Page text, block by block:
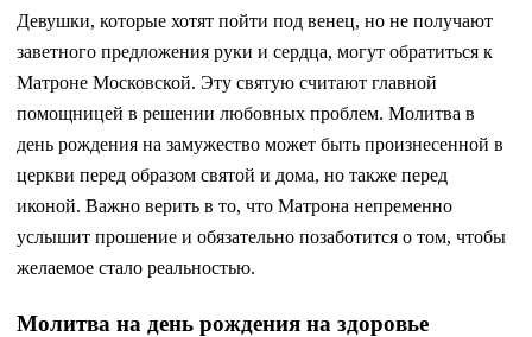
Девушки, которые хотят пойти под венец, но не получают
заветного предложения руки и сердца, могут обратиться к
Матроне Московской. Эту святую считают главной
помощницей в решении любовных проблем. Молитва в
день рождения на замужество может быть произнесенной в
церкви перед образом святой и дома, но также перед
иконой. Важно верить в то, что Матрона непременно
услышит прошение и обязательно позаботится о том, чтобы
желаемое стало реальностью.
Молитва на день рождения на здоровье